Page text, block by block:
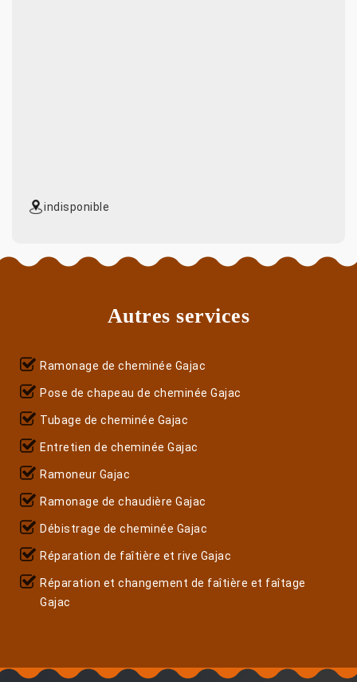
indisponible
Autres services
Ramonage de cheminée Gajac
Pose de chapeau de cheminée Gajac
Tubage de cheminée Gajac
Entretien de cheminée Gajac
Ramoneur Gajac
Ramonage de chaudière Gajac
Débistrage de cheminée Gajac
Réparation de faîtière et rive Gajac
Réparation et changement de faîtière et faîtage
Gajac